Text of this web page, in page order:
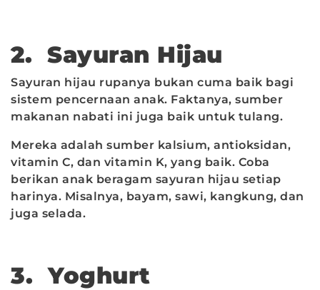
2. Sayuran Hijau
Sayuran hijau rupanya bukan cuma baik bagi
sistem pencernaan anak. Faktanya, sumber
makanan nabati ini juga baik untuk tulang.
Mereka adalah sumber kalsium, antioksidan,
vitamin C, dan vitamin K, yang baik. Coba
berikan anak beragam sayuran hijau setiap
harinya. Misalnya, bayam, sawi, kangkung, dan
juga selada.
3. Yoghurt